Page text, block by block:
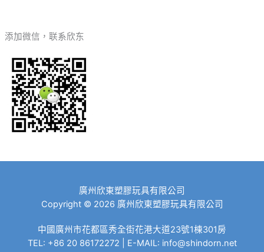
添加微信，联系欣东
廣州欣東塑膠玩具有限公司
Copyright © 2026 廣州欣東塑膠玩具有限公司
中國廣州市花都區秀全街花港大道23號1棟301房
TEL: +86 20 86172272 | E-MAIL: info@shindorn.net